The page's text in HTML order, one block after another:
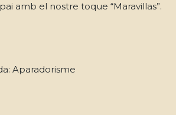
amb el nostre toque “Maravillas”.
Aparadorisme